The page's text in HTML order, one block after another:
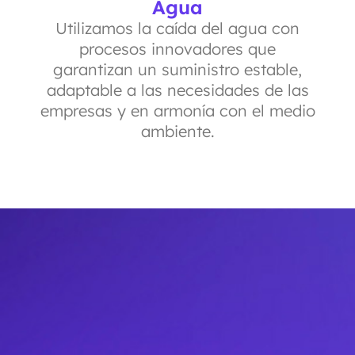
Agua
Utilizamos la caída del agua con
procesos innovadores que
garantizan un suministro estable,
adaptable a las necesidades de las
empresas y en armonía con el medio
ambiente.